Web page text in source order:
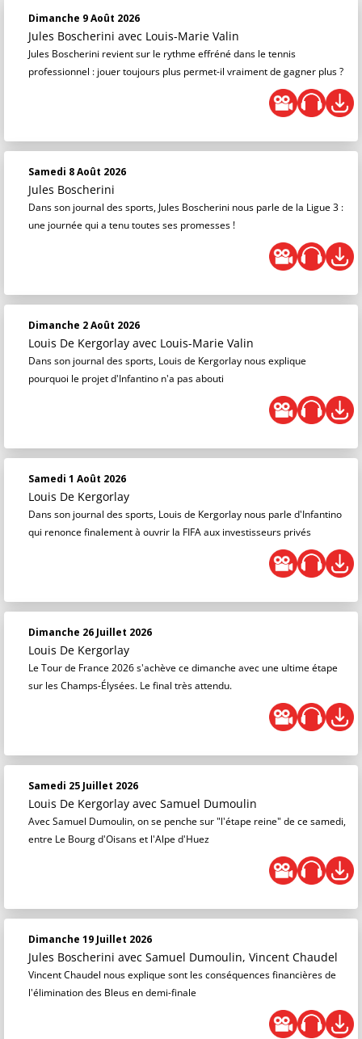
Dimanche 9 Août 2026
Jules Boscherini avec Louis-Marie Valin
Jules Boscherini revient sur le rythme effréné dans le tennis
professionnel : jouer toujours plus permet-il vraiment de gagner plus ?
Samedi 8 Août 2026
Jules Boscherini
Dans son journal des sports, Jules Boscherini nous parle de la Ligue 3 :
une journée qui a tenu toutes ses promesses !
Dimanche 2 Août 2026
Louis De Kergorlay avec Louis-Marie Valin
Dans son journal des sports, Louis de Kergorlay nous explique
pourquoi le projet d'Infantino n'a pas abouti
Samedi 1 Août 2026
Louis De Kergorlay
Dans son journal des sports, Louis de Kergorlay nous parle d'Infantino
qui renonce finalement à ouvrir la FIFA aux investisseurs privés
Dimanche 26 Juillet 2026
Louis De Kergorlay
Le Tour de France 2026 s'achève ce dimanche avec une ultime étape
sur les Champs-Élysées. Le final très attendu.
Samedi 25 Juillet 2026
Louis De Kergorlay avec Samuel Dumoulin
Avec Samuel Dumoulin, on se penche sur "l'étape reine" de ce samedi,
entre Le Bourg d'Oisans et l'Alpe d'Huez
Dimanche 19 Juillet 2026
Jules Boscherini avec Samuel Dumoulin, Vincent Chaudel
Vincent Chaudel nous explique sont les conséquences financières de
l'élimination des Bleus en demi-finale